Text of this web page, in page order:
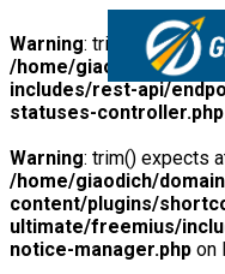
Warning: trim() expects
/home/giaodich/
includes/rest-api/
statuses-controller.php
Warning: trim() expects
/home/giaodich/
content/plugins/
ultimate/freemius/
notice-manager.php on